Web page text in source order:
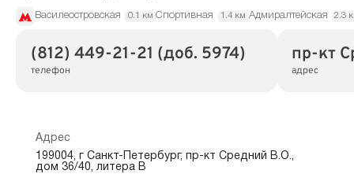
Василеостровская 0.1 км Спортивная 1.4 км Адмиралтейская 2.3
(812) 449-21-21 (доб. 5974)
телефон
пр-кт
адрес
Адрес
199004, г Санкт-Петербург, пр-кт Средний В.О.,
дом 36/40, литера В